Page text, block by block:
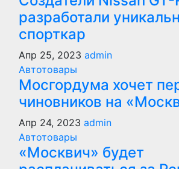
разработали
спорткар
Апр 25, 2023 admin
Автотовары
Мосгордума хочет
чиновников на
Апр 24, 2023 admin
Автотовары
«Москвич» будет